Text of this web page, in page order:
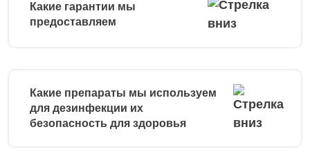
Какие гарантии мы
предоставляем
Какие препараты мы используем
для дезинфекции их
безопасность для здоровья